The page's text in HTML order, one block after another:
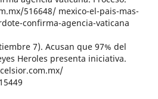
516648/ mexico-el-pais-mas-
confirma-agencia-vaticana
7). Acusan que 97% del
Heroles presenta iniciativa.